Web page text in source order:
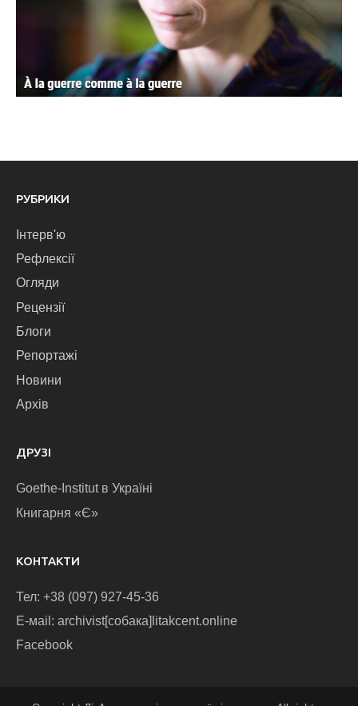
РУБРИКИ
Інтерв'ю
Рефлексії
Огляди
Рецензії
Блоги
Репортажі
Новини
Архів
ДРУЗІ
Goethe-Institut в Україні
Книгарня «Є»
КОНТАКТИ
Тел: +38 (097) 927-45-36
E-маіl: archivist[собака]litakcent.online
Facebook